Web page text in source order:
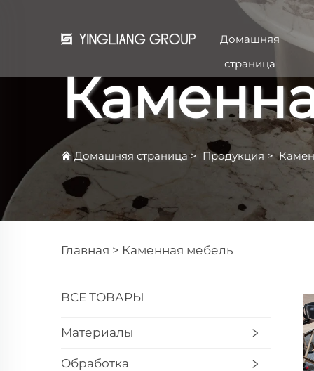
Домашняя
страница
Домашняя страница> Продукция >
Главная > Каменная мебель
ВСЕ ТОВАРЫ
Материалы
Обработка